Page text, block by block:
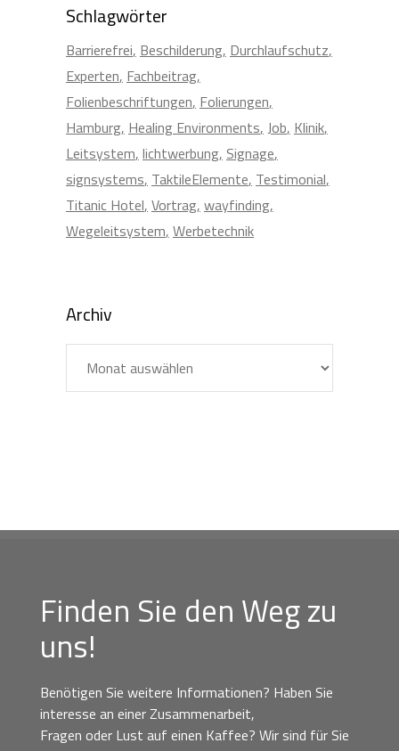
Schlagwörter
Barrierefrei Beschilderung Durchlaufschutz
Experten Fachbeitrag
Folienbeschriftungen Folierungen
Hamburg Healing Environments Job Klinik
Leitsystem lichtwerbung Signage
signsystems TaktileElemente Testimonial
Titanic Hotel Vortrag wayfinding
Wegeleitsystem Werbetechnik
Archiv
Finden Sie den Weg zu
uns!
Benötigen Sie weitere Informationen? Haben Sie
interesse an einer Zusammenarbeit,
Fragen oder Lust auf einen Kaffee? Wir sind für Sie